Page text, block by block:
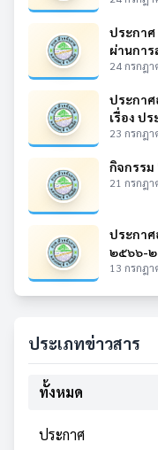
ประกา
ผ่านการ
24 กรกฎ
ประกา
เรื่อง ป
23 กรกฎ
กิจกรรม
21 กรกฎ
ประกา
๒๕๖๖-๒
13 กรกฎ
ประเภทข่าวสาร
ทั้งหมด
ประกาศ